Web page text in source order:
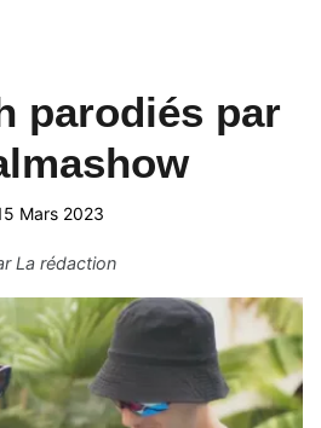
parodiés par
Mars 2023
La rédaction